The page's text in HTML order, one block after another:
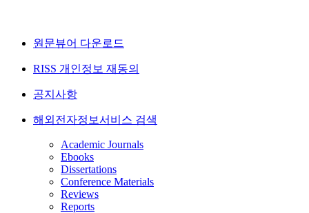
원문뷰어 다운로드
RISS 개인정보 재동의
공지사항
해외전자정보서비스 검색
Academic Journals
Ebooks
Dissertations
Conference Materials
Reviews
Reports